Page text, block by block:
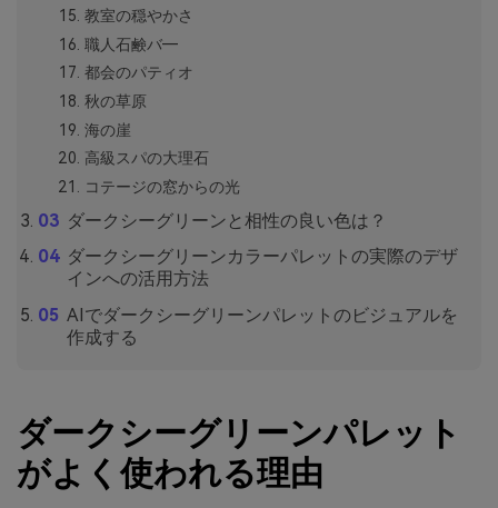
教室の穏やかさ
職人石鹸バ―
都会のパティオ
秋の草原
海の崖
高級スパの大理石
コテージの窓からの光
ダークシーグリーンと相性の良い色は？
ダークシーグリーンカラーパレットの実際のデザ
インへの活用方法
AIでダークシーグリーンパレットのビジュアルを
作成する
ダークシーグリーンパレット
がよく使われる理由